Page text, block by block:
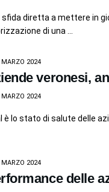
sfida diretta a mettere in
di una ...
2024
veronesi,
2024
è lo stato di salute delle
2024
delle